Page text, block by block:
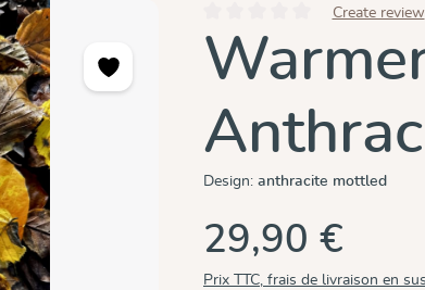
Note moyenne de 0 sur 5 étoiles
Create review
Design: anthracite mottled
29,90 €
Prix TTC, frais de livraison en sus